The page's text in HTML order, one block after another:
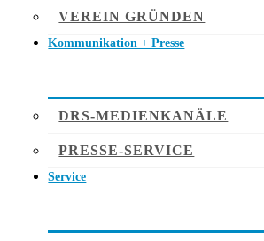
VEREIN GRÜNDEN
Kommunikation + Presse
DRS-MEDIENKANÄLE
PRESSE-SERVICE
Service